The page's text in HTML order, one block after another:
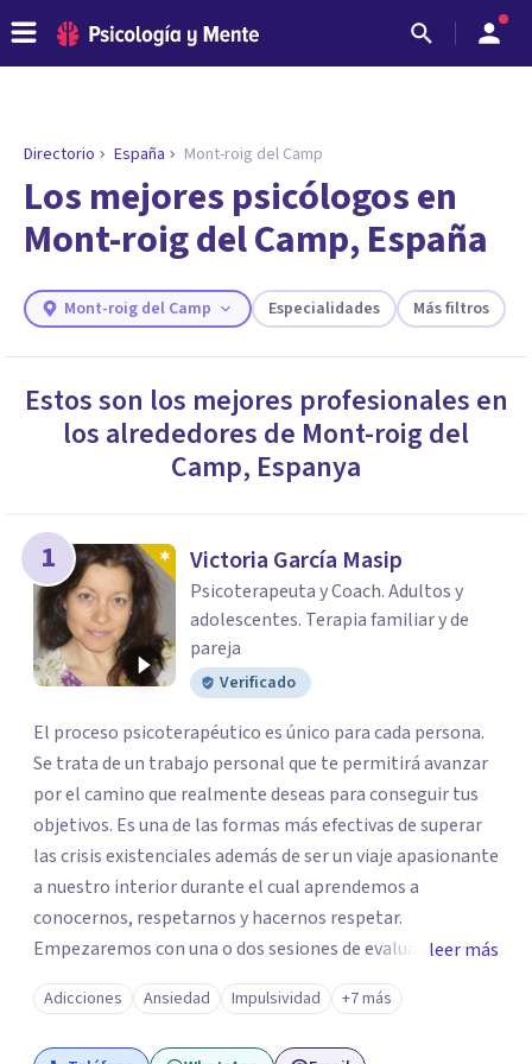
ENCONTRAR MI TERAPEUTA
¿Necesitas ayuda para encontrar el
psicólogo adecuado?
los profesionales que más se ajustan a tus
necesidades.
Responder cuestionario
Directorio España Mont-roig del Camp
Los mejores psicólogos en
Mont-roig del Camp, España
Mont-roig del Camp Especialidades Más filtros
Estos son los mejores profesionales en
los alrededores de Mont-roig del
Camp, Espanya
1 Victoria García Masip
Psicoterapeuta y Coach. Adultos y
adolescentes. Terapia familiar y de
pareja
Verificado
El proceso psicoterapéutico es único para cada persona.
Se trata de un trabajo personal que te permitirá avanzar
por el camino que realmente deseas para conseguir tus
objetivos. Es una de las formas más efectivas de superar
las crisis existenciales además de ser un viaje apasionante
a nuestro interior durante el cual aprendemos a
conocernos, respetarnos y hacernos respetar.
Empezaremos con una o dos sesiones de evaluación.
Procuraremos recopilar toda la información relevante
sobre el problema o problemas que te preocupan e
interfieren en tu día a día. A continuación, plantearemos
leer más
Adicciones Ansiedad Impulsividad +7 más